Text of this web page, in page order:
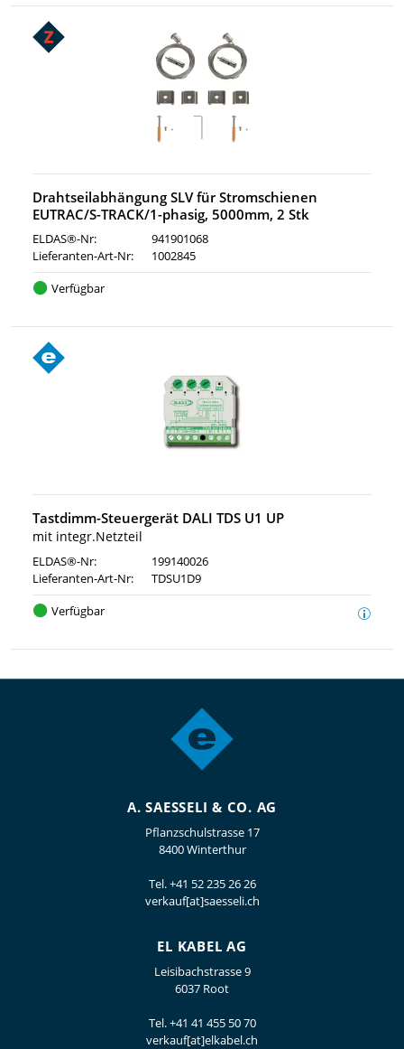
Drahtseilabhängung SLV für Stromschienen
EUTRAC/S-TRACK/1-phasig, 5000mm, 2 Stk
ELDAS®-Nr:
941901068
Lieferanten-Art-Nr:
1002845
Verfügbar
Tastdimm-Steuergerät DALI TDS U1 UP
mit integr.Netzteil
ELDAS®-Nr:
199140026
Lieferanten-Art-Nr:
TDSU1D9
Verfügbar
A. SAESSELI & CO. AG
Pflanzschulstrasse 17
8400 Winterthur
Tel.+41 52 235 26 26
verkauf[at]saesseli.ch
EL KABEL AG
Leisibachstrasse 9
6037 Root
Tel.+41 41 455 50 70
verkauf[at]elkabel.ch